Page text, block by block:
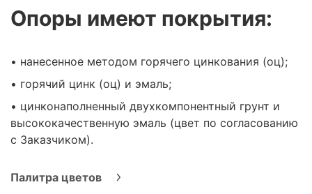
Опоры имеют покрытия:
• нанесенное методом горячего цинкования (оц);
• горячий цинк (оц) и эмаль;
• цинконаполненный двухкомпонентный грунт и
высококачественную эмаль (цвет по согласованию
с Заказчиком).
Палитра цветов